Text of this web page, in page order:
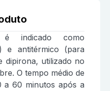
é indicado como
e antitérmico (para
dipirona, utilizado no
O tempo médio de
a 60 minutos após a